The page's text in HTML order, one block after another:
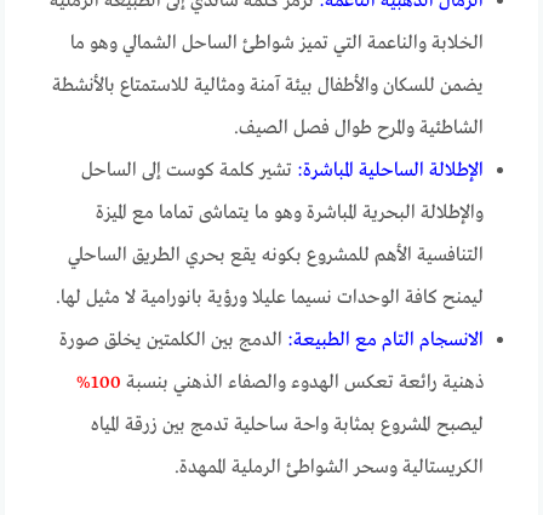
الخلابة والناعمة التي تميز شواطئ الساحل الشمالي وهو ما
يضمن للسكان والأطفال بيئة آمنة ومثالية للاستمتاع بالأنشطة
الشاطئية والمرح طوال فصل الصيف.
الإطلالة الساحلية المباشرة: تشير كلمة كوست إلى الساحل
والإطلالة البحرية المباشرة وهو ما يتماشى تماما مع الميزة
التنافسية الأهم للمشروع بكونه يقع بحري الطريق الساحلي
ليمنح كافة الوحدات نسيما عليلا ورؤية بانورامية لا مثيل لها.
الانسجام التام مع الطبيعة: الدمج بين الكلمتين يخلق صورة
ذهنية رائعة تعكس الهدوء والصفاء الذهني بنسبة 100%
ليصبح المشروع بمثابة واحة ساحلية تدمج بين زرقة المياه
الكريستالية وسحر الشواطئ الرملية الممهدة.